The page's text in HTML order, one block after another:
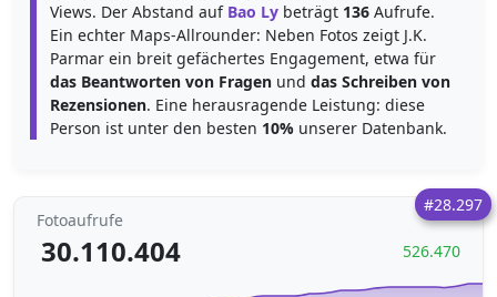
Views. Der Abstand auf Bao Ly beträgt 136 Aufrufe.
Ein echter Maps-Allrounder: Neben Fotos zeigt J.K.
Parmar ein breit gefächertes Engagement, etwa für
das Beantworten von Fragen und das Schreiben von
Rezensionen. Eine herausragende Leistung: diese
Person ist unter den besten 10% unserer Datenbank.
#28.297
Fotoaufrufe
30.110.404 526.470